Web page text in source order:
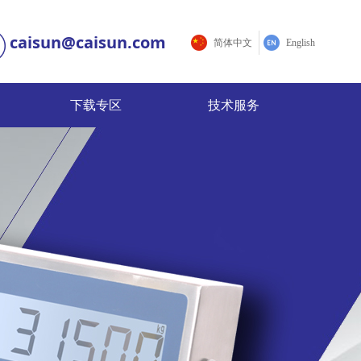
下载专区
下载专区
技术服务
caisun@caisun.com 简体中文 English